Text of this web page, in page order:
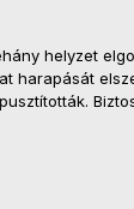
helyzet
harapását